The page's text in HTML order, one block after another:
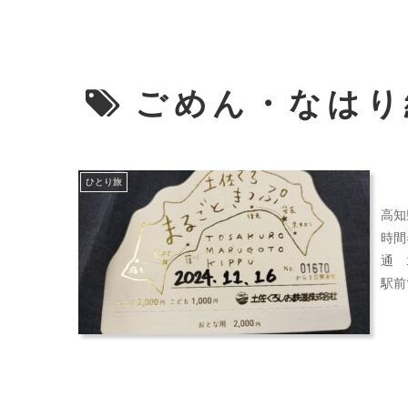
ごめん・なは
ひとり旅
高
時
通
駅